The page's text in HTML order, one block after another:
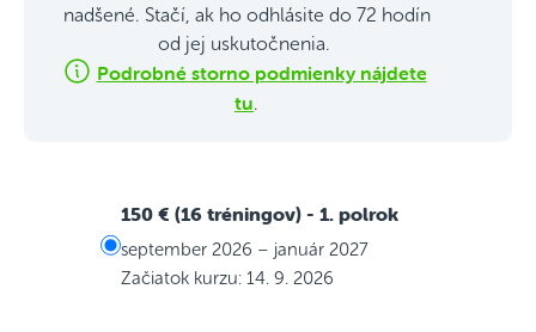
nadšené. Stačí, ak ho odhlásite do 72 hodín
od jej uskutočnenia.
Podrobné storno podmienky nájdete
tu.
150 € (16 tréningov) - 1. polrok
september 2026 – január 2027
Začiatok kurzu: 14. 9. 2026